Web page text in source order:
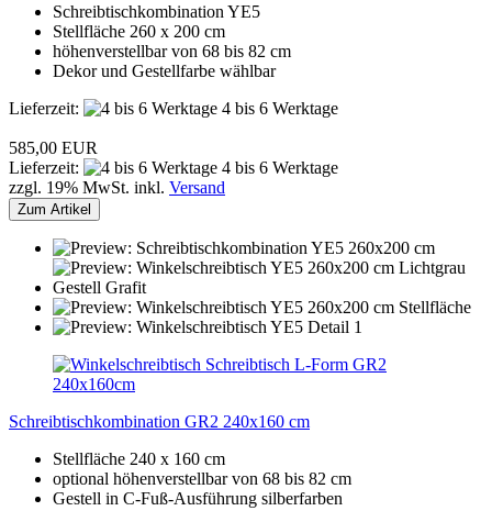
Schreibtischkombination YE5
Stellfläche 260 x 200 cm
höhenverstellbar von 68 bis 82 cm
Dekor und Gestellfarbe wählbar
Lieferzeit:
4 bis 6 Werktage
585,00 EUR
Lieferzeit:
4 bis 6 Werktage
zzgl. 19% MwSt. inkl. Versand
Zum Artikel
Schreibtischkombination GR2 240x160 cm
Stellfläche 240 x 160 cm
optional höhenverstellbar von 68 bis 82 cm
Gestell in C-Fuß-Ausführung silberfarben